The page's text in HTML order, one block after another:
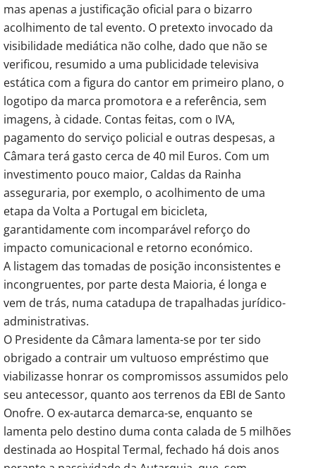
mas apenas a justificação oficial para o bizarro
acolhimento de tal evento. O pretexto invocado da
visibilidade mediática não colhe, dado que não se
verificou, resumido a uma publicidade televisiva
estática com a figura do cantor em primeiro plano, o
logotipo da marca promotora e a referência, sem
imagens, à cidade. Contas feitas, com o IVA,
pagamento do serviço policial e outras despesas, a
Câmara terá gasto cerca de 40 mil Euros. Com um
investimento pouco maior, Caldas da Rainha
asseguraria, por exemplo, o acolhimento de uma
etapa da Volta a Portugal em bicicleta,
garantidamente com incomparável reforço do
impacto comunicacional e retorno económico.
A listagem das tomadas de posição inconsistentes e
incongruentes, por parte desta Maioria, é longa e
vem de trás, numa catadupa de trapalhadas jurídico-
administrativas.
O Presidente da Câmara lamenta-se por ter sido
obrigado a contrair um vultuoso empréstimo que
viabilizasse honrar os compromissos assumidos pelo
seu antecessor, quanto aos terrenos da EBI de Santo
Onofre. O ex-autarca demarca-se, enquanto se
lamenta pelo destino duma conta calada de 5 milhões
destinada ao Hospital Termal, fechado há dois anos